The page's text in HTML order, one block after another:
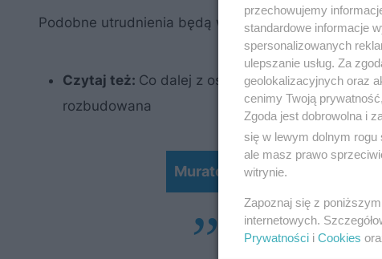
Podobne utrudnienia będą w kolejnym tygodniu.
Czytaj też: Co dalej z ostatnim odcinkiem
rozbudowana
MuratorPlus: Most
Od poniedziałku
wieczorem (27
przechowujemy
standardowe informacje
spersonalizowanych
ulepszanie usług. Za
geolokalizacyjnych oraz
cenimy Twoją
Zgoda jest dobrowolna i
się w lewym dolnym rogu
ale masz prawo
witrynie.
Zapoznaj się z
internetowych.
Prywatności i Cookies